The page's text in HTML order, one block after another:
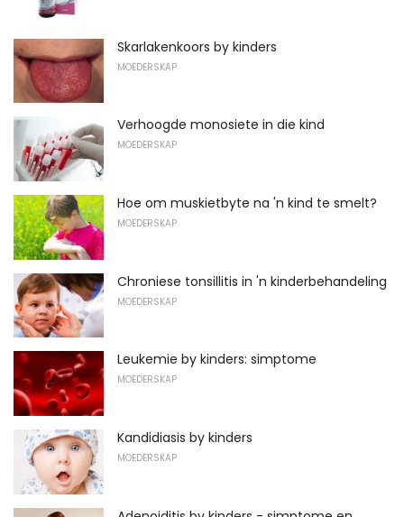
Skarlakenkoors by kinders
MOEDERSKAP
Verhoogde monosiete in die kind
MOEDERSKAP
Hoe om muskietbyte na 'n kind te smelt?
MOEDERSKAP
Chroniese tonsillitis in 'n kinderbehandeling
MOEDERSKAP
Leukemie by kinders: simptome
MOEDERSKAP
Kandidiasis by kinders
MOEDERSKAP